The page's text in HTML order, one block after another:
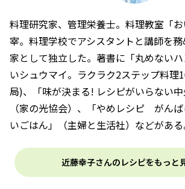
料理研究家、管理栄養士。料理教室「
宰。料理学校でアシスタントと講師を
家として独立した。著書に「丸めない
いシュウマイ。ラクラク2ステップ料理
局)、「味が決まる! レシピがいらない中
（家の光協会）、「やめレシピ がん
いごはん」（主婦と生活社）などがある
近藤幸子さんのレシピをもっと